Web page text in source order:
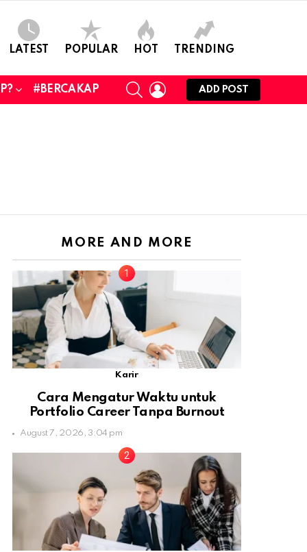
LATEST POPULAR HOT TRENDING
#BERCAKAP
SEARCHLOGIN
ADD POST
MORE AND MORE
Karir
Cara Mengatur Waktu untuk
Portfolio Career Tanpa Burnout
August 7, 2026, 3:04 pm